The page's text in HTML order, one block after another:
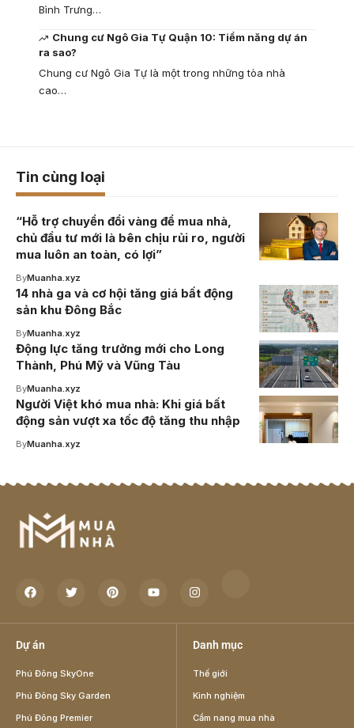
Bình Trưng…
Chung cư Ngô Gia Tự Quận 10: Tiềm năng dự án
ra sao?
Chung cư Ngô Gia Tự là một trong những tòa nhà
cao…
Tin cùng loại
“Hỗ trợ chuyển đổi vàng để mua nhà,
chủ đầu tư mới là bên chịu rủi ro, người
mua luôn an toàn, có lợi”
ByMuanha.xyz
14 nhà ga và cơ hội tăng giá bất động
sản khu Đông Bắc
ByMuanha.xyz
Động lực tăng trưởng mới cho Long
Thành, Phú Mỹ và Vũng Tàu
ByMuanha.xyz
Người Việt khó mua nhà: Khi giá bất
động sản vượt xa tốc độ tăng thu nhập
ByMuanha.xyz
Dự án
Phú Đông SkyOne
Phú Đông Sky Garden
Phú Đông Premier
Danh mục
Thế giới
Kinh nghiệm
Cẩm nang mua nhà